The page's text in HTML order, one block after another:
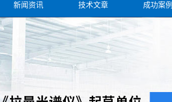
新闻资讯 技术文章 成功案例